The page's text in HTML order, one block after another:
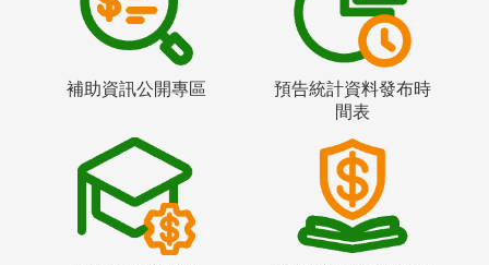
補助資訊公開專區
預告統計資料發布時
間表